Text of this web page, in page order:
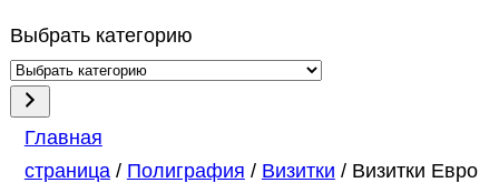
Выбрать категорию
Главная
страница/ Полиграфия / Визитки / Визитки Евро